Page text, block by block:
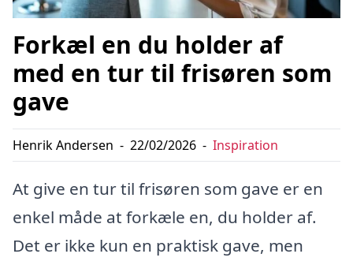
Forkæl en du holder af
med en tur til frisøren som
gave
Henrik Andersen - 22/02/2026 - Inspiration
At give en tur til frisøren som gave er en
enkel måde at forkæle en, du holder af.
Det er ikke kun en praktisk gave, men